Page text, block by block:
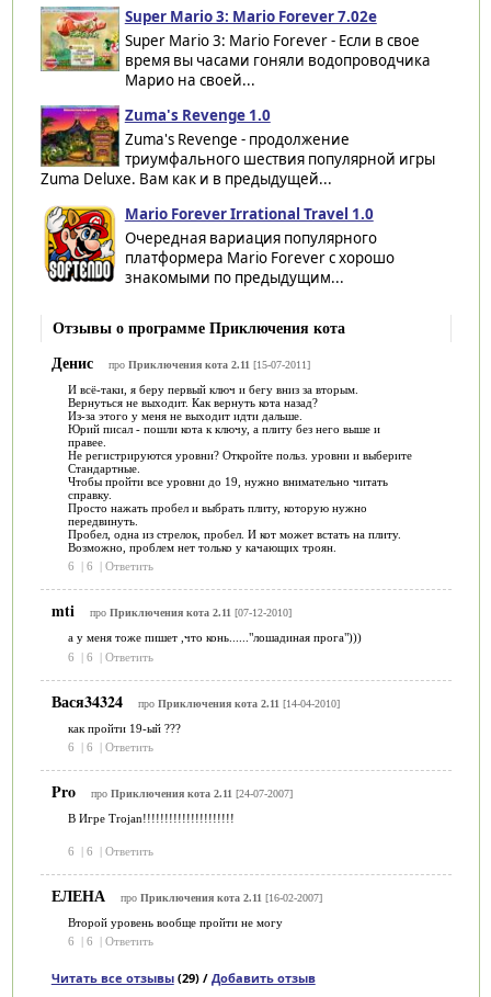
Super Mario 3: Mario Forever 7.02e
Super Mario 3: Mario Forever - Если в свое
время вы часами гоняли водопроводчика
Марио на своей...
Zuma's Revenge 1.0
Zuma's Revenge - продолжение
триумфального шествия популярной игры
Zuma Deluxe. Вам как и в предыдущей...
Mario Forever Irrational Travel 1.0
Очередная вариация популярного
платформера Mario Forever с хорошо
знакомыми по предыдущим...
Отзывы о программе Приключения кота
Денис
про Приключения кота 2.11 [15-07-2011]
И всё-таки, я беру первый ключ и бегу вниз за вторым.
Вернуться не выходит. Как вернуть кота назад?
Из-за этого у меня не выходит идти дальше.
Юрий писал - пошли кота к ключу, а плиту без него выше и
правее.
Не регистрируются уровни? Откройте польз. уровни и выберите
Стандартные.
Чтобы пройти все уровни до 19, нужно внимательно читать
справку.
Просто нажать пробел и выбрать плиту, которую нужно
передвинуть.
Пробел, одна из стрелок, пробел. И кот может встать на плиту.
Возможно, проблем нет только у качающих троян.
6
6 Ответить
mti про Приключения кота 2.11[07-12-2010]
а у меня тоже пишет ,что конь......"лошадиная прога")))
6
| 6 | Ответить
Вася34324 про Приключения кота 2.11 [14-04-2010]
как пройти 19-ый ???
6
6 Ответить
Pro про Приключения кота 2.11[24-07-2007]
В Игре Trojan!!!!!!!!!!!!!!!!!!!!!
6 | 6 | Ответить
ЕЛЕНА про Приключения кота 2.11 [16-02-2007]
Второй уровень вообще пройти не могу
6
6 Ответить
Читать все отзывы(29) / Добавить отзыв